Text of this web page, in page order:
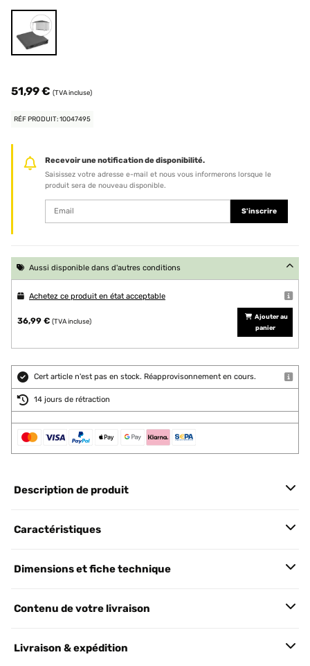
51,99 € (TVA incluse)
RÉF PRODUIT: 10047495
Recevoir une notification de disponibilité.
Saisissez votre adresse e-mail et nous vous informerons lorsque le
produit sera de nouveau disponible.
S'inscrire
Aussi disponible dans d'autres conditions
Achetez ce produit en état acceptable
36,99 € (TVA incluse)
Ajouter au
panier
Cert article n'est pas en stock. Réapprovisonnement en cours.
14 jours de rétraction
Description de produit
Caractéristiques
Dimensions et fiche technique
Contenu de votre livraison
Livraison & expédition